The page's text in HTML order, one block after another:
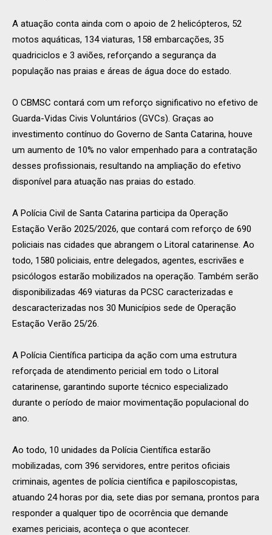
A atuação conta ainda com o apoio de 2 helicópteros, 52
motos aquáticas, 134 viaturas, 158 embarcações, 35
quadriciclos e 3 aviões, reforçando a segurança da
população nas praias e áreas de água doce do estado.
O CBMSC contará com um reforço significativo no efetivo de
Guarda-Vidas Civis Voluntários (GVCs). Graças ao
investimento contínuo do Governo de Santa Catarina, houve
um aumento de 10% no valor empenhado para a contratação
desses profissionais, resultando na ampliação do efetivo
disponível para atuação nas praias do estado.
A Polícia Civil de Santa Catarina participa da Operação
Estação Verão 2025/2026, que contará com reforço de 690
policiais nas cidades que abrangem o Litoral catarinense. Ao
todo, 1580 policiais, entre delegados, agentes, escrivães e
psicólogos estarão mobilizados na operação. Também serão
disponibilizadas 469 viaturas da PCSC caracterizadas e
descaracterizadas nos 30 Municípios sede de Operação
Estação Verão 25/26.
A Polícia Científica participa da ação com uma estrutura
reforçada de atendimento pericial em todo o Litoral
catarinense, garantindo suporte técnico especializado
durante o período de maior movimentação populacional do
ano.
Ao todo, 10 unidades da Polícia Científica estarão
mobilizadas, com 396 servidores, entre peritos oficiais
criminais, agentes de polícia científica e papiloscopistas,
atuando 24 horas por dia, sete dias por semana, prontos para
responder a qualquer tipo de ocorrência que demande
exames periciais, aconteça o que acontecer.